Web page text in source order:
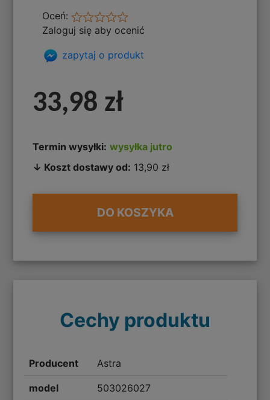
Oceń:
Zaloguj się aby ocenić
zapytaj o produkt
33,98 zł
Termin wysyłki: wysyłka jutro
↓ Koszt dostawy od: 13,90 zł
DO KOSZYKA
Cechy produktu
Producent Astra
model 503026027